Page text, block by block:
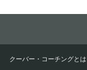
クーバー・コーチングとは